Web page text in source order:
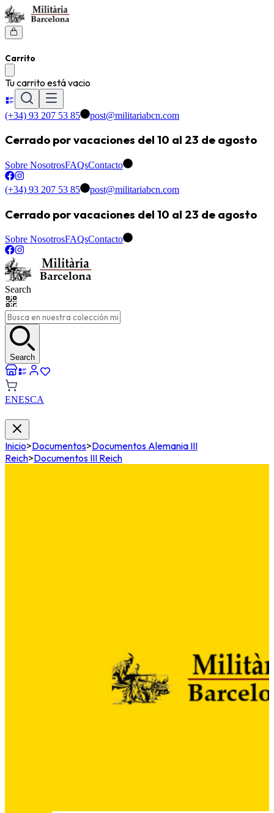
Carrito
Tu carrito está vacio
(+34) 93 207 53 85 post@militariabcn.com
Cerrado por vacaciones del 10 al 23 de agosto
Sobre NosotrosFAQsContacto
(+34) 93 207 53 85 post@militariabcn.com
Cerrado por vacaciones del 10 al 23 de agosto
Sobre NosotrosFAQsContacto
Search
Search
ENESCA
Inicio>Documentos>Documentos Alemania III
Reich>Documentos III Reich